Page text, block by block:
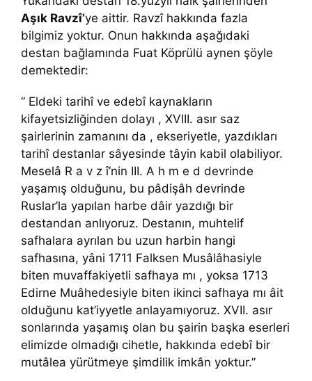
Aşık Ravzî’ye aittir. Ravzî hakkında fazla
bilgimiz yoktur. Onun hakkında aşağıdaki
destan bağlamında Fuat Köprülü aynen şöyle
demektedir:
” Eldeki tarihî ve edebî kaynakların
kifayetsizliğinden dolayı , XVIII. asır saz
şairlerinin zamanını da , ekseriyetle, yazdıkları
tarihî destanlar sâyesinde tâyin kabil olabiliyor.
Meselâ R a v z î’nin III. A h m e d devrinde
yaşamış olduğunu, bu pâdişâh devrinde
Ruslar’la yapılan harbe dâir yazdığı bir
destandan anlıyoruz. Destanın, muhtelif
safhalara ayrılan bu uzun harbin hangi
safhasına, yâni 1711 Falksen Musâlâhasiyle
biten muvaffakiyetli safhaya mı , yoksa 1713
Edirne Muâhedesiyle biten ikinci safhaya mı âit
olduğunu kat’iyyetle anlayamıyoruz. XVII. asır
sonlarında yaşamış olan bu şairin başka eserleri
elimizde olmadığı cihetle, hakkında edebî bir
mutâlea yürütmeye şimdilik imkân yoktur.”